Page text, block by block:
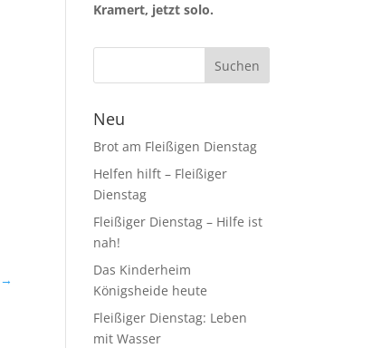
→
Kramert, jetzt solo.
Neu
Brot am Fleißigen Dienstag
Helfen hilft – Fleißiger
Dienstag
Fleißiger Dienstag – Hilfe ist
nah!
Das Kinderheim
Königsheide heute
Fleißiger Dienstag: Leben
mit Wasser